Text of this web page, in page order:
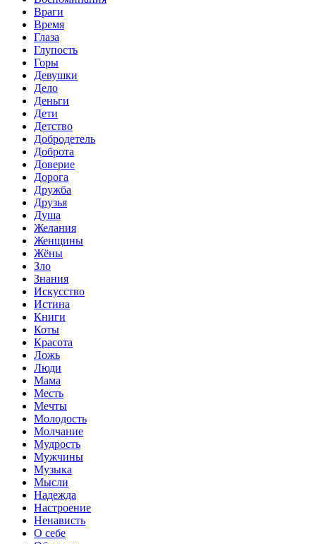
Враги
Время
Глаза
Глупость
Горы
Девушки
Дело
Деньги
Дети
Детство
Добродетель
Доброта
Доверие
Дорога
Дружба
Друзья
Душа
Желания
Женщины
Жёны
Зло
Знания
Искусство
Истина
Книги
Коты
Красота
Ложь
Люди
Мама
Месть
Мечты
Молодость
Молчание
Мудрость
Мужчины
Музыка
Мысли
Надежда
Настроение
Ненависть
О себе